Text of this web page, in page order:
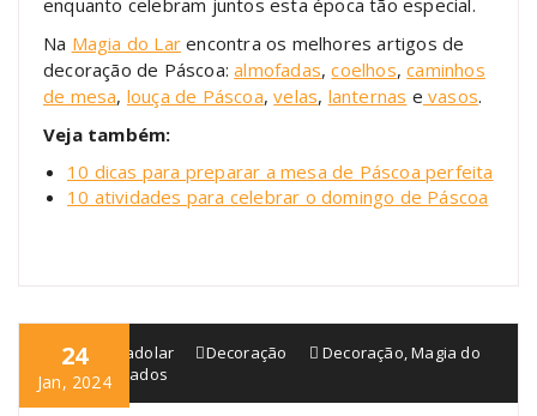
Na Magia do Lar encontra os melhores artigos de
decoração de Páscoa:almofadas,coelhos,caminhos
de mesa, louça de Páscoa,velas, lanternas e vasos.
Veja também:
10 dicas para preparar a mesa de Páscoa perfeita
10 atividades para celebrar o domingo de Páscoa
24
Jan, 2024
blogmagiadolar Decoração Decoração,Magia do
Lar
,Perfumados